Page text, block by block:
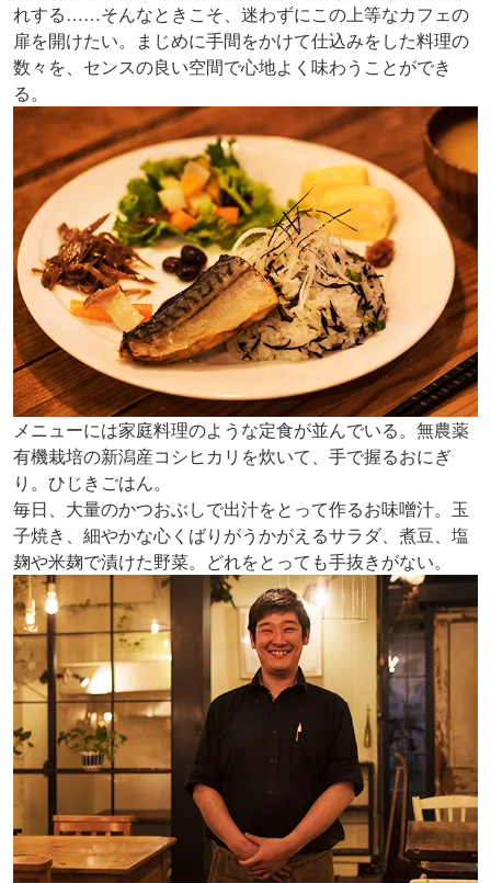
れする……そんなときこそ、迷わずにこの上等なカフェの
扉を開けたい。まじめに手間をかけて仕込みをした料理の
数々を、センスの良い空間で心地よく味わうことができ
る。
メニューには家庭料理のような定食が並んでいる。無農薬
有機栽培の新潟産コシヒカリを炊いて、手で握るおにぎ
り。ひじきごはん。
毎日、大量のかつおぶしで出汁をとって作るお味噌汁。玉
子焼き、細やかな心くばりがうかがえるサラダ、煮豆、塩
麹や米麹で漬けた野菜。どれをとっても手抜きがない。